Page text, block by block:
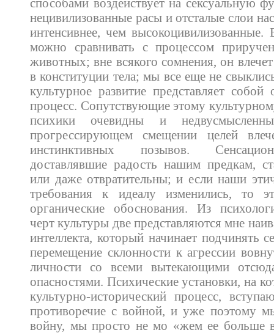
нецивилизованные расы и отсталые слои
интенсивнее, чем высокоцивилизованные.
можно сравнивать с процессом
животных; вне всякого сомнения, он
в конституции тела; мы все еще не
культурное развитие представляет
процесс. Сопутствующие этому
психики очевидны и
прогрессирующем смещении целей
инстинктивных позывов.
доставлявшие радость нашим предкам,
или даже отвратительны; и если наши
требования к идеалу изменились, то
органические обоснования. Из
черт культуры две представляются мне
интеллекта, который начинает подчинять
перемещение склонности к агрессии
личности со всеми вытекающими
опасностями. Психические установки, на
культурно-исторический процесс,
противоречие с войной, и уже поэтому
войну, мы просто не мо «жем ее больше